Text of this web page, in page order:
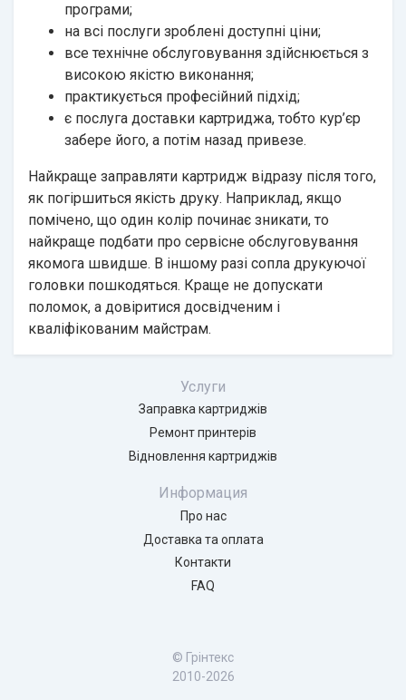
програми;
на всі послуги зроблені доступні ціни;
все технічне обслуговування здійснюється з
високою якістю виконання;
практикується професійний підхід;
є послуга доставки картриджа, тобто кур’єр
забере його, а потім назад привезе.
Найкраще заправляти картридж відразу після того,
як погіршиться якість друку. Наприклад, якщо
помічено, що один колір починає зникати, то
найкраще подбати про сервісне обслуговування
якомога швидше. В іншому разі сопла друкуючої
головки пошкодяться. Краще не допускати
поломок, а довіритися досвідченим і
кваліфікованим майстрам.
© Грінтекс
2010-2026
Услуги
Заправка картриджів
Ремонт принтерів
Відновлення картриджів
Информация
Про нас
Доставка та оплата
Контакти
FAQ